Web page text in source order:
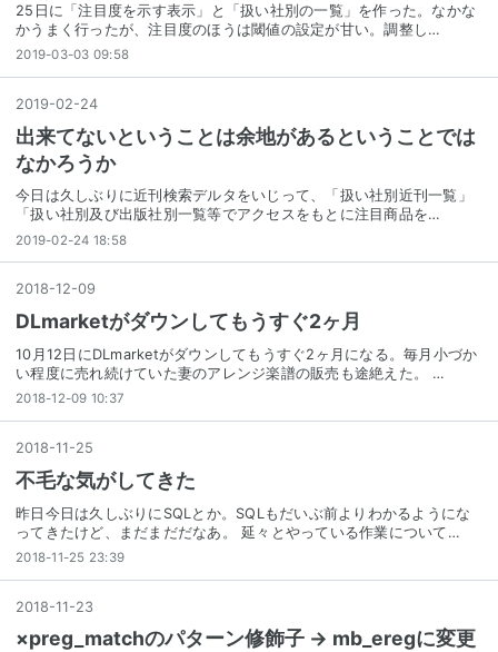
25日に「注目度を示す表示」と「扱い社別の一覧」を作った。なかな
かうまく行ったが、注目度のほうは閾値の設定が甘い。調整し…
2019-03-03 09:58
2019-02-24
出来てないということは余地があるということでは
なかろうか
今日は久しぶりに近刊検索デルタをいじって、「扱い社別近刊一覧」
「扱い社別及び出版社別一覧等でアクセスをもとに注目商品を…
2019-02-24 18:58
2018-12-09
DLmarketがダウンしてもうすぐ2ヶ月
10月12日にDLmarketがダウンしてもうすぐ2ヶ月になる。毎月小づか
い程度に売れ続けていた妻のアレンジ楽譜の販売も途絶えた。 …
2018-12-09 10:37
2018-11 -25
不毛な気がしてきた
昨日今日は久しぶりにSQLとか。SQLもだいぶ前よりわかるようにな
ってきたけど、まだまだだなあ。 延々とやっている作業について…
2018-11-25 23:39
2018-11-23
×preg_matchのパターン修飾子 → mb_eregに変更